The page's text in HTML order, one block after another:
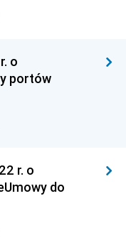
o
portów
r. o
do